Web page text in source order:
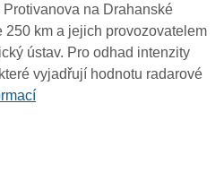
na Drahanské
250 km a jejich provozovatelem
ústav. Pro odhad intenzity
vyjadřují hodnotu radarové